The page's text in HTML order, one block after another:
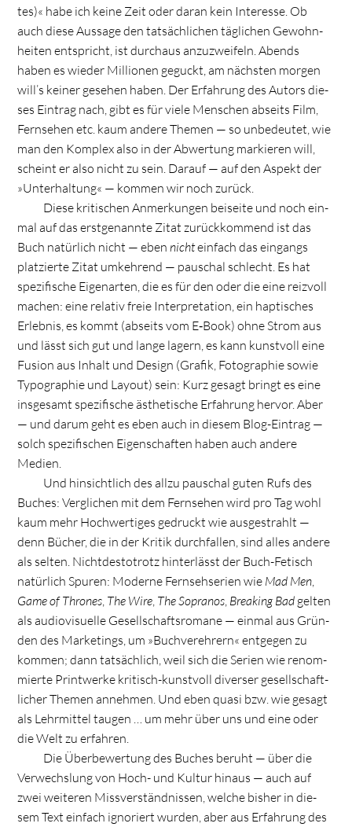
tes)« habe ich keine Zeit oder daran kein Inter­esse. Ob
auch diese Aus­sage den tat­säch­li­chen täg­li­chen Gewohn­
hei­ten ent­spricht, ist durch­aus anzu­zwei­feln. Abends
haben es wie­der Mil­lio­nen geguckt, am nächs­ten mor­gen
will’s kei­ner gese­hen haben. Der Erfah­rung des Autors die­
ses Ein­trag nach, gibt es für viele Men­schen abseits Film,
Fern­se­hen etc. kaum andere The­men — so unbe­deu­tet, wie
man den Kom­plex also in der Abwer­tung mar­kie­ren will,
scheint er also nicht zu sein. Dar­auf — auf den Aspekt der
»Unter­hal­tung« — kom­men wir noch zurück.
Diese kri­ti­schen Anmer­kun­gen bei­seite und noch ein­
mal auf das erst­ge­nannte Zitat zurück­kom­mend ist das
Buch natür­lich nicht — eben nichtein­fach das ein­gangs
plat­zierte Zitat umkeh­rend — pau­schal schlecht. Es hat
spe­zi­fi­sche Eigen­ar­ten, die es für den oder die eine reiz­voll
machen: eine rela­tiv freie Inter­pre­ta­tion, ein hap­ti­sches
Erleb­nis, es kommt (abseits vom E‑Book) ohne Strom aus
und lässt sich gut und lange lagern, es kann kunst­voll eine
Fusion aus Inhalt und Design (Gra­fik, Foto­gra­phie sowie
Typo­gra­phie und Lay­out) sein: Kurz gesagt bringt es eine
ins­ge­samt spe­zi­fi­sche ästhe­ti­sche Erfah­rung her­vor. Aber
— und darum geht es eben auch in die­sem Blog-Ein­trag —
solch spe­zi­fi­schen Eigen­schaf­ten haben auch andere
Medien.
Und hin­sicht­lich des allzu pau­schal guten Rufs des
Buches: Ver­gli­chen mit dem Fern­se­hen wird pro Tag wohl
kaum mehr Hoch­wer­ti­ges gedruckt wie aus­ge­strahlt —
denn Bücher, die in der Kri­tik durch­fal­len, sind alles andere
als sel­ten. Nicht­de­sto­trotz hin­ter­lässt der Buch-Fetisch
natür­lich Spu­ren: Moderne Fern­seh­se­rien wie Mad Men
Game of Thro­nes The Wire The Sopra­nos Brea­king Bad gel­ten
als audio­vi­su­elle Gesell­schafts­ro­mane — ein­mal aus Grün­
den des Mar­ke­tings, um »Buch­ver­eh­rern« ent­ge­gen zu
kom­men; dann tat­säch­lich, weil sich die Serien wie renom­
mierte Print­werke kri­tisch-kunst­voll diver­ser gesell­schaft­
li­cher The­men anneh­men. Und eben quasi bzw. wie gesagt
als Lehr­mit­tel tau­gen … um mehr über uns und eine oder
die Welt zu erfahren.
Die Über­be­wer­tung des Buches beruht — über die
Ver­wechs­lung von Hoch- und Kul­tur hin­aus — auch auf
zwei wei­te­ren Miss­ver­ständ­nis­sen, wel­che bis­her in die­
sem Text ein­fach igno­riert wur­den, aber aus Erfah­rung des